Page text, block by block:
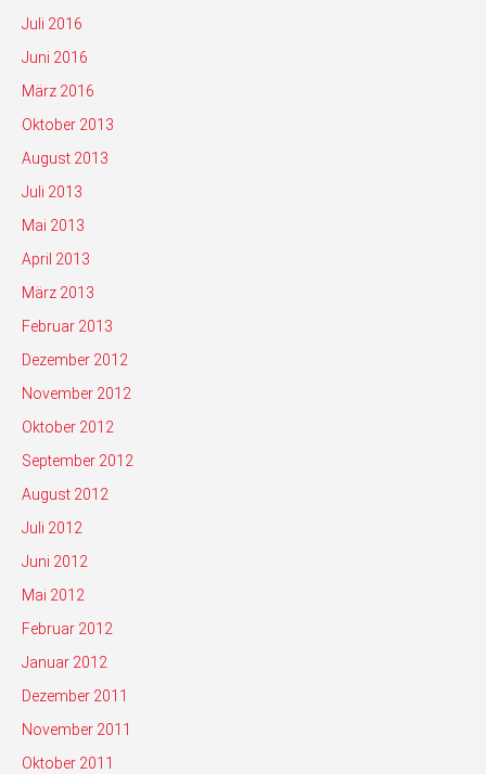
Juli 2016
Juni 2016
März 2016
Oktober 2013
August 2013
Juli 2013
Mai 2013
April 2013
März 2013
Februar 2013
Dezember 2012
November 2012
Oktober 2012
September 2012
August 2012
Juli 2012
Juni 2012
Mai 2012
Februar 2012
Januar 2012
Dezember 2011
November 2011
Oktober 2011